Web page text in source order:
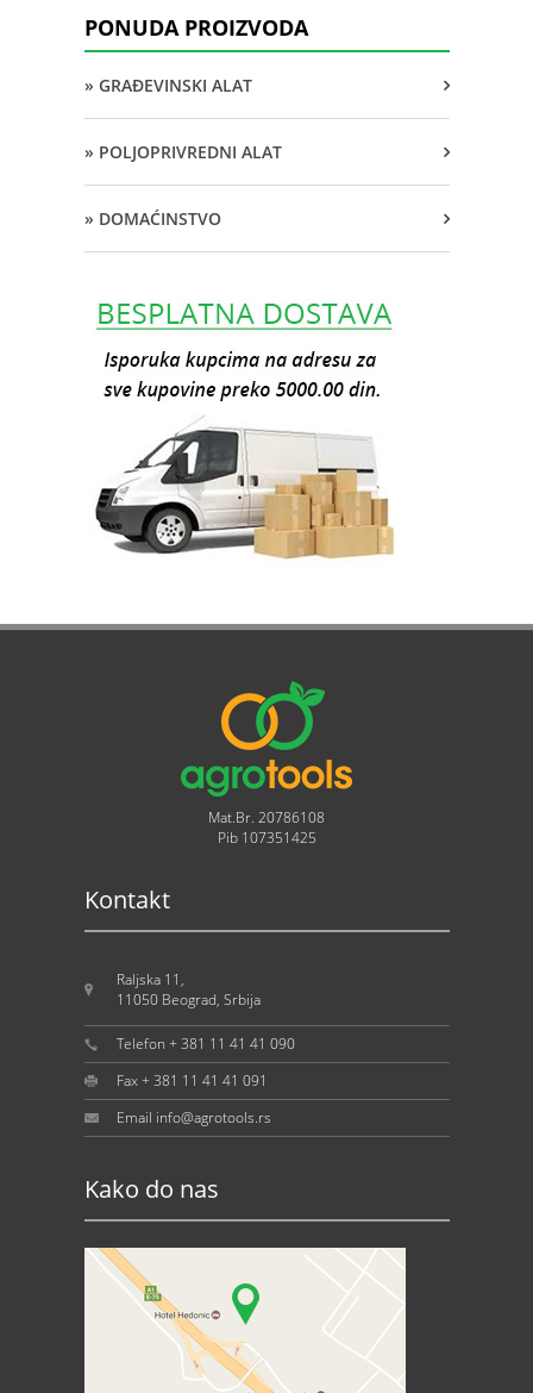
PONUDA PROIZVODA
» GRAĐEVINSKI ALAT
» POLJOPRIVREDNI ALAT
» DOMAĆINSTVO
Mat.Br. 20786108
Pib 107351425
Kontakt
Raljska 11,
11050 Beograd, Srbija
Telefon + 381 11 41 41 090
Fax + 381 11 41 41 091
Email info@agrotools.rs
Kako do nas